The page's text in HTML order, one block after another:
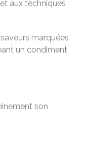
aux techniques
marquées
un condiment
son